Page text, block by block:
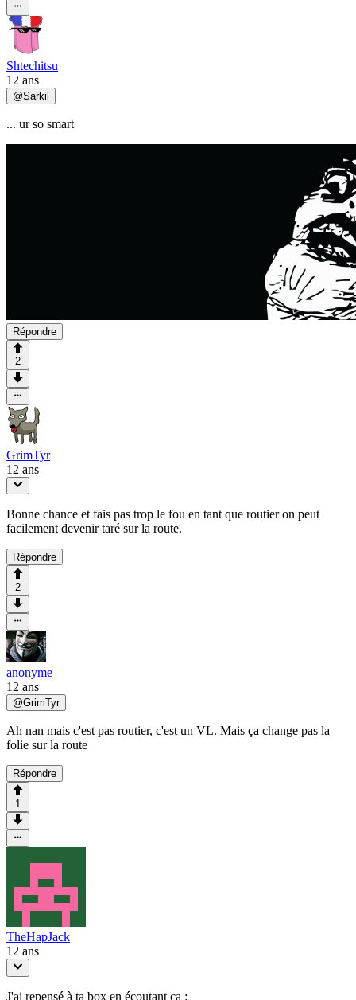
Shtechitsu
12 ans
@Sarkil
... ur so smart
Répondre
2
GrimTyr
12 ans
Bonne chance et fais pas trop le fou en tant que routier on peut
facilement devenir taré sur la route.
Répondre
2
anonyme
12 ans
@GrimTyr
Ah nan mais c'est pas routier, c'est un VL. Mais ça change pas la
folie sur la route
Répondre
1
TheHapJack
12 ans
J'ai repensé à ta box en écoutant ça :